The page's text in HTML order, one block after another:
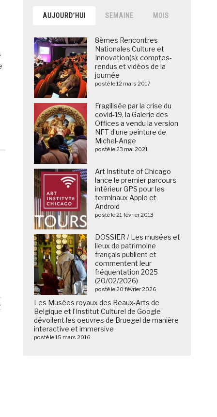
AUJOURD’HUI SEMAINE MOIS
8èmes Rencontres
Nationales Culture et
Innovation(s): comptes-
rendus et vidéos de la
journée
posté le 12 mars 2017
Fragilisée par la crise du
covid-19, la Galerie des
Offices a vendu la version
NFT d’une peinture de
Michel-Ange
posté le 23 mai 2021
Art Institute of Chicago
lance le premier parcours
intérieur GPS pour les
terminaux Apple et
Android
posté le 21 février 2013
DOSSIER / Les musées et
lieux de patrimoine
français publient et
commentent leur
fréquentation 2025
(20/02/2026)
posté le 20 février 2026
Les Musées royaux des Beaux-Arts de
Belgique et l’Institut Culturel de Google
dévoilent les oeuvres de Bruegel de manière
interactive et immersive
posté le 15 mars 2016